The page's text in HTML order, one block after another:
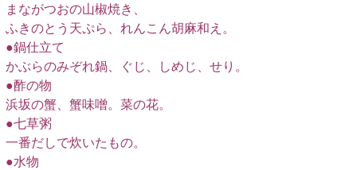
まながつおの山椒焼き、
ふきのとう天ぷら、れんこん胡麻和え。
●鍋仕立て
かぶらのみぞれ鍋、ぐじ、しめじ、せり。
●酢の物
浜坂の蟹、蟹味噌。菜の花。
●七草粥
一番だしで炊いたもの。
●水物